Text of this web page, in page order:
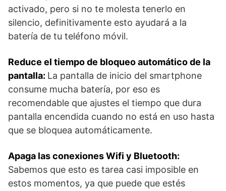
activado, pero si no te molesta tenerlo en
silencio, definitivamente esto ayudará a la
batería de tu teléfono móvil.
Reduce el tiempo de bloqueo automático de la
pantalla: La pantalla de inicio del smartphone
consume mucha batería, por eso es
recomendable que ajustes el tiempo que dura
pantalla encendida cuando no está en uso hasta
que se bloquea automáticamente.
Apaga las conexiones Wifi y Bluetooth:
Sabemos que esto es tarea casi imposible en
estos momentos, ya que puede que estés